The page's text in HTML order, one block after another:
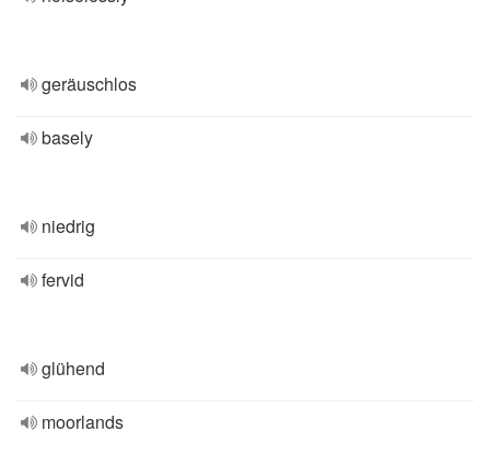
geräuschlos
basely
niedrig
fervid
glühend
moorlands